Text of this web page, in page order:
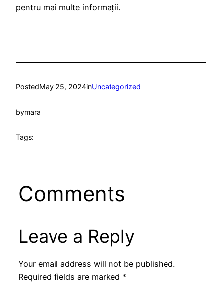
pentru mai multe informații.
PostedMay 25, 2024inUncategorized
bymara
Tags:
Comments
Leave a Reply
Your email address will not be published.
Required fields are marked *